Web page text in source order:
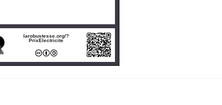
larobustesse.org/?
PrixElectricite